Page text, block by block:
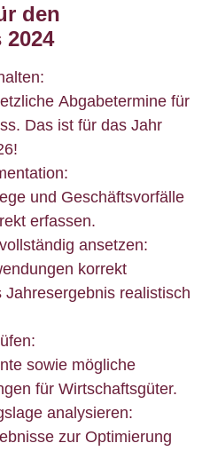
den
Abgabetermine für
Das ist für das Jahr
und Geschäftsvorfälle
erfassen.
ansetzen:
korrekt
realistisch
sowie mögliche
für Wirtschaftsgüter.
analysieren:
zur Optimierung